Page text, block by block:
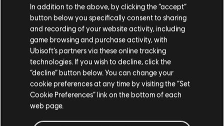
Por favor, visita nuestra Store local para realizar
tu compra.
Permanecer en esta Store
Actualizar mi localidad
In addition to the above, by clicking the “accept”
button below you specifically consent to sharing
and recording of your website activity, including
game browsing and purchase activity, with
Ubisoft’s partners via these online tracking
technologies. If you wish to decline, click the
“decline” button below. You can change your
cookie preferences at any time by visiting the “Set
Cookie Preferences” link on the bottom of each
web page.